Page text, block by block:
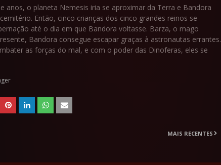
anos, o planeta Nemesis iria se aproximar da Terra e Bandora
Então, cinco crianças dos cinco grandes reinos se
até o dia em que Bandora voltasse. Barza, o mago
Bandora consegue escapar graças à astronautas errantes.
as forças do mal, e com o poder das Dinoferas, eles se
MAIS RECENTES